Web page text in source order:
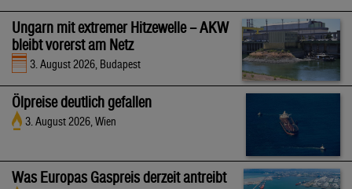
Ungarn mit extremer Hitzewelle – AKW
bleibt vorerst am Netz
3. August 2026, Budapest
Ölpreise deutlich gefallen
3. August 2026, Wien
Was Europas Gaspreis derzeit antreibt